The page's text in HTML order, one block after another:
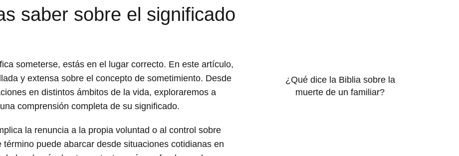
saber sobre el significado
someterse, estás en el lugar correcto. En este artículo,
y extensa sobre el concepto de sometimiento. Desde
en distintos ámbitos de la vida, exploraremos a
comprensión completa de su significado.
la renuncia a la propia voluntad o al control sobre
puede abarcar desde situaciones cotidianas en
¿Qué dice la Biblia sobre la
muerte de un familiar?